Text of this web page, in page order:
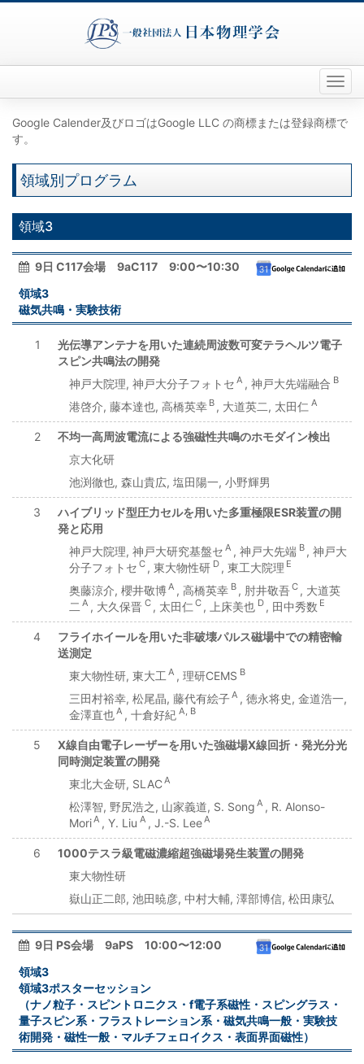
Google Calender及びロゴはGoogle LLC の商標または登録商標で
す。
領域別プログラム
領域3
9日 C117会場 9aC117 9:00〜10:30
領域3
磁気共鳴・実験技術
1
光伝導アンテナを用いた連続周波数可変テラヘルツ電子
スピン共鳴法の開発
神戸大院理, 神戸大分子フォトセ A , 神戸大先端融合 B
港啓介, 藤本達也, 高橋英幸 B , 大道英二, 太田仁 A
2
不均一高周波電流による強磁性共鳴のホモダイン検出
京大化研
池渕徹也, 森山貴広, 塩田陽一, 小野輝男
3
ハイブリッド型圧力セルを用いた多重極限ESR装置の開
発と応用
神戸大院理, 神戸大研究基盤セ A , 神戸大先端 B , 神戸大
分子フォトセ C , 東大物性研 D , 東工大院理 E
奥藤涼介, 櫻井敬博A , 高橋英幸 B , 肘井敬吾C , 大道英
二 A , 大久保晋 C , 太田仁 C , 上床美也 D , 田中秀数 E
4
フライホイールを用いた非破壊パルス磁場中での精密輸
送測定
東大物性研, 東大工 A , 理研CEMS B
三田村裕幸, 松尾晶, 藤代有絵子A , 徳永将史, 金道浩一,
金澤直也A , 十倉好紀 A, B
5
X線自由電子レーザーを用いた強磁場X線回折・発光分光
同時測定装置の開発
東北大金研, SLACA
松澤智, 野尻浩之, 山家義道, S. Song A , R. Alonso-
MoriA , Y. Liu A , J.-S. LeeA
6
1000テスラ級電磁濃縮超強磁場発生装置の開発
東大物性研
嶽山正二郎, 池田暁彦, 中村大輔, 澤部博信, 松田康弘
9日 PS会場 9aPS 10:00〜12:00
領域3
領域3ポスターセッション
（ナノ粒子・スピントロニクス・f電子系磁性・スピングラス・
量子スピン系・フラストレーション系・磁気共鳴一般・実験技
術開発・磁性一般・マルチフェロイクス・表面界面磁性）